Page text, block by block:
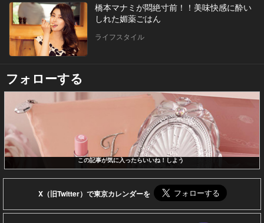
橋本マナミが悶絶寸前！！美味快感に酔い
しれた媚薬ごはん
ライフスタイル
フォローする
この記事が気に入ったらいいね！しよう
X（旧Twitter）で東京カレンダーを